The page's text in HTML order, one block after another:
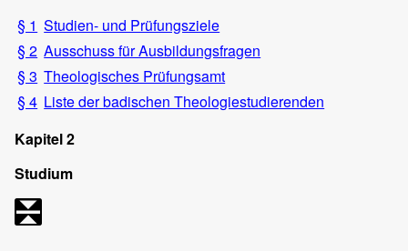
§ 1 Studien- und Prüfungsziele
§ 2 Ausschuss für Ausbildungsfragen
§ 3 Theologisches Prüfungsamt
§ 4 Liste der badischen Theologiestudierenden
Kapitel 2
Studium